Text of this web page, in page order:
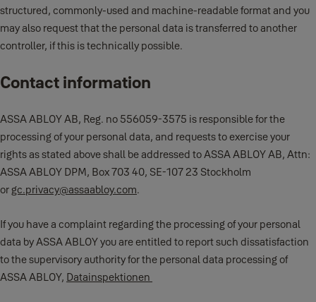
structured, commonly-used and machine-readable format and you
may also request that the personal data is transferred to another
controller, if this is technically possible.
Contact information
ASSA ABLOY AB, Reg. no 556059-3575 is responsible for the
processing of your personal data, and requests to exercise your
rights as stated above shall be addressed to ASSA ABLOY AB, Attn:
ASSA ABLOY DPM, Box 703 40, SE-107 23 Stockholm
orgc.privacy@assaabloy.com.
If you have a complaint regarding the processing of your personal
data by ASSA ABLOY you are entitled to report such dissatisfaction
to the supervisory authority for the personal data processing of
ASSA ABLOY, Datainspektionen